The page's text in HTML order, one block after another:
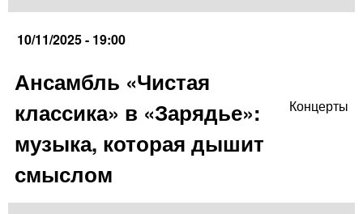
10/11/2025 - 19:00
Ансамбль «Чистая
классика» в «Зарядье»:
музыка, которая дышит
смыслом
Концерты